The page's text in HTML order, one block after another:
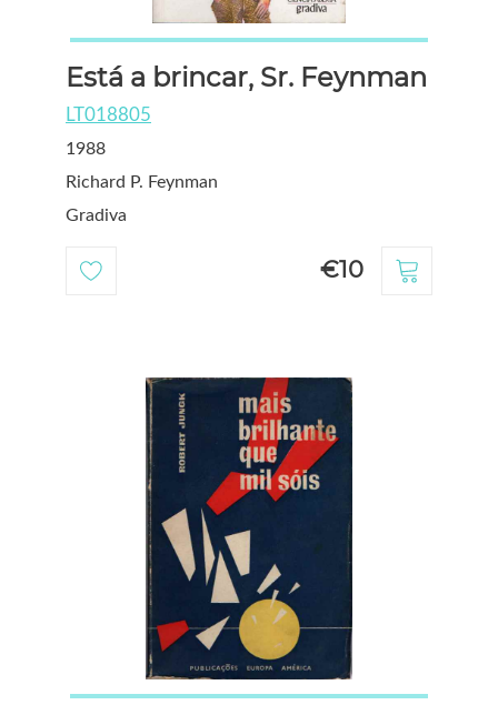
Está a brincar, Sr. Feynman
LT018805
1988
Richard P. Feynman
Gradiva
€10